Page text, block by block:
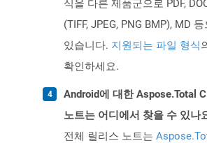
식을 다른 제품군으로 PDF,
(TIFF, JPEG, PNG BMP), MD
있습니다. 지원되는 파일 형식
확인하세요.
Android에 대한 Aspose.Total
노트는 어디에서 찾을 수 있나
전체 릴리스 노트는